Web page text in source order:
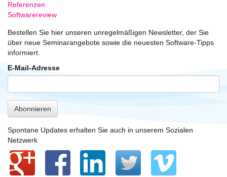
Referenzen
Softwarereview
Bestellen Sie hier unseren unregelmäßigen Newsletter, der Sie
über neue Seminarangebote sowie die neuesten Software-Tipps
informiert.
E-Mail-Adresse
Abonnieren
Spontane Updates erhalten Sie auch in unserem Sozialen
Netzwerk